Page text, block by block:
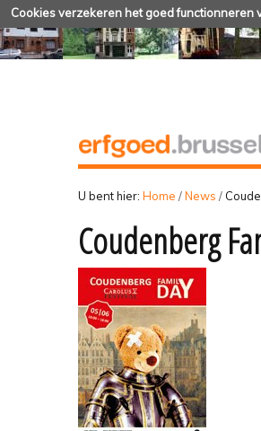
Cookies verzekeren het goed functionneren
U bent hier: Home /News /
Coudenberg